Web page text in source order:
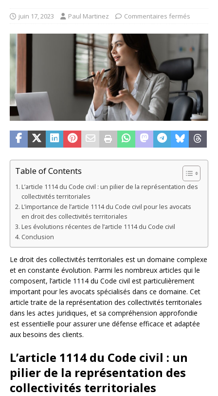
juin 17, 2023 Paul Martinez Commentaires fermés
Table of Contents
L’article 1114 du Code civil : un pilier de la représentation des
collectivités territoriales
L’importance de l’article 1114 du Code civil pour les avocats
en droit des collectivités territoriales
Les évolutions récentes de l’article 1114 du Code civil
Conclusion
Le droit des collectivités territoriales est un domaine complexe
et en constante évolution. Parmi les nombreux articles qui le
composent, l’article 1114 du Code civil est particulièrement
important pour les avocats spécialisés dans ce domaine. Cet
article traite de la représentation des collectivités territoriales
dans les actes juridiques, et sa compréhension approfondie
est essentielle pour assurer une défense efficace et adaptée
aux besoins des clients.
L’article 1114 du Code civil : un
pilier de la représentation des
collectivités territoriales